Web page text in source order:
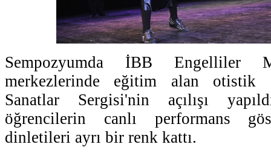
Sempozyumda İBB Engelliler
merkezlerinde eğitim alan otistik
Sanatlar Sergisi'nin açılışı
öğrencilerin canlı performans
dinletileri ayrı bir renk kattı.